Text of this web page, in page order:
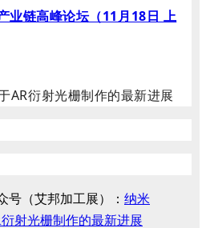
业链高峰论坛（11月18日 上
号（艾邦加工展）： 纳米
射光栅制作的最新进展